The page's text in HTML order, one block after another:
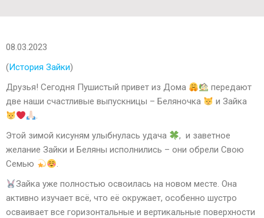
08.03.2023
(История Зайки)
Друзья! Сегодня Пушистый привет из Дома
передают
две наши счастливые выпускницы – Беляночка
и Зайка
.
Этой зимой кисуням улыбнулась удача
, и заветное
желание Зайки и Беляны исполнились – они обрели Свою
Семью
.
Зайка уже полностью освоилась на новом месте. Она
активно изучает всё, что её окружает, особенно шустро
осваивает все горизонтальные и вертикальные поверхности